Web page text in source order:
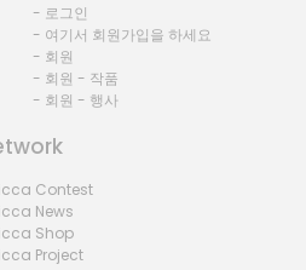
- 로그인
- 여기서 회원가입을 하세요
- 회원
- 회원 - 작품
- 회원 - 행사
Contest
News
Shop
Project